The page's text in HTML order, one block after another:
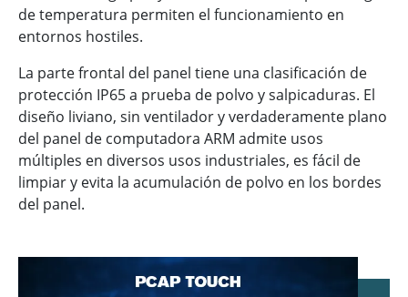
de temperatura permiten el funcionamiento en
entornos hostiles.
La parte frontal del panel tiene una clasificación de
protección IP65 a prueba de polvo y salpicaduras. El
diseño liviano, sin ventilador y verdaderamente plano
del panel de computadora ARM admite usos
múltiples en diversos usos industriales, es fácil de
limpiar y evita la acumulación de polvo en los bordes
del panel.